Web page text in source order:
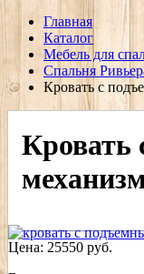
Главная
Каталог
Мебель для
Спальня
Кровать с
Кровать
Цена: 25550 руб.